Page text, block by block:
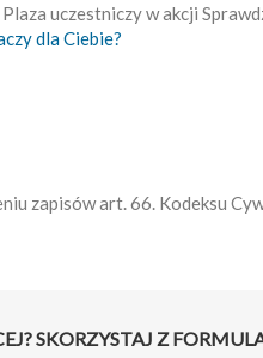
uczestniczy w akcji
dla Ciebie?
zapisów art. 66. Kodeksu
SKORZYSTAJ Z